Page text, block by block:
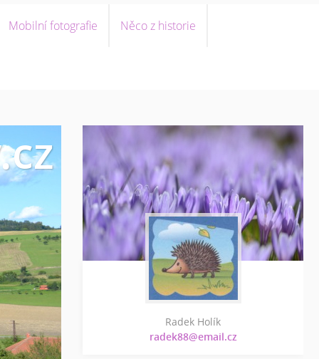
Mobilní fotografie Něco z historie
Radek Holík
radek88@email.cz